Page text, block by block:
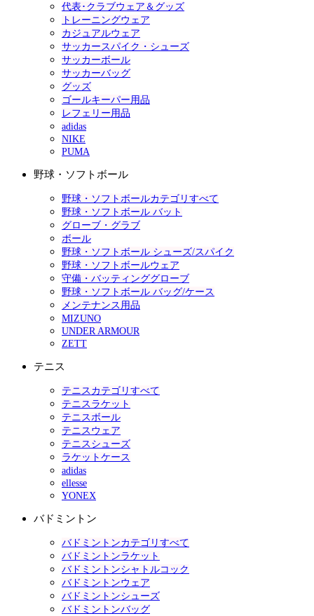
代表･クラブウェア＆グッズ
トレーニングウェア
カジュアルウェア
サッカースパイク・シューズ
サッカーボール
サッカーバッグ
グッズ
ゴールキーパー用品
レフェリー用品
adidas
NIKE
PUMA
野球・ソフトボール
野球・ソフトボールカテゴリすべて
野球・ソフトボール バット
グローブ・グラブ
ボール
野球・ソフトボール シューズ/スパイク
野球・ソフトボールウェア
守備・バッティンググローブ
野球・ソフトボール バッグ/ケース
メンテナンス用品
MIZUNO
UNDER ARMOUR
ZETT
テニス
テニスカテゴリすべて
テニスラケット
テニスボール
テニスウェア
テニスシューズ
ラケットケース
adidas
ellesse
YONEX
バドミントン
バドミントンカテゴリすべて
バドミントンラケット
バドミントンシャトルコック
バドミントンウェア
バドミントンシューズ
バドミントンバッグ